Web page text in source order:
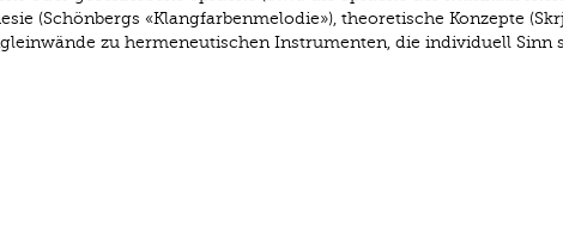
(Schönbergs «Klangfarbenmelodie»), theoretische Konzepte
zu hermeneutischen Instrumenten, die individuell Sinn